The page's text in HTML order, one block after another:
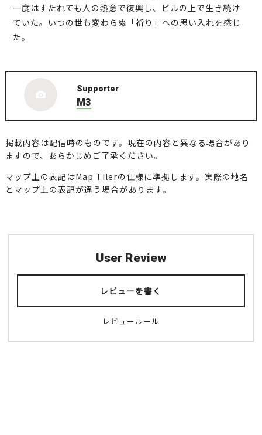
一度はすたれても人の熱意で復興し、ビルの上で生き続け
ていた。いつの世も変わらぬ「祈り」への思い入れを感じ
た。
Supporter
M3
掲載内容は配信時のものです。現在の内容と異なる場合があり
ますので、あらかじめご了承ください。
マップ上の表記はMap Tilerの仕様に準拠します。実際の地名
とマップ上の表記が違う場合があります。
User Review
レビューを書く
レビュールール